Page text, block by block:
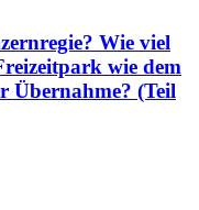
Wie viel
wie dem
Übernahme? (Teil